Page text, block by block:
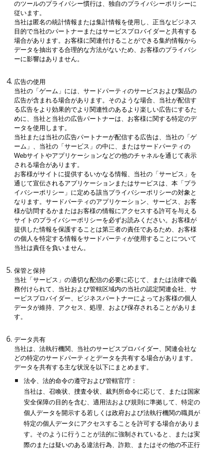
のツールのプライバシー慣行は、独自のプライバシーポリシーに
従います。
当社は匿名の統計情報または集計情報を使用し、正当なビジネス
目的で当社のパートナーまたはサービスプロバイダーと共有する
場合があります。お客様に関連付けることができる集約情報から
データを抽出する合理的な方法がないため、お客様のプライバシ
ーに影響はありません。
広告の使用
当社の「ゲーム」には、サードパーティのサービスおよび製品の
広告が含まれる場合があります。そのような場合、当社が配信す
る広告をより効果的でより関連性のあるより楽しい広告にするた
めに、当社と当社の広告パートナーは、お客様に関する特定のデ
ータを使用します。
当社または当社の広告パートナーが配信する広告は、当社の「ゲ
ーム」、当社の「サービス」の中に、またはサードパーティの
Webサイトやアプリケーションなどの他のチャネルを通じて表示
される場合があります。
お客様がサイトに提供するいかなる情報、当社の「サービス」を
通じて宣伝されるアプリケーションまたはサービスは、本「プラ
イバシーポリシー」に定める該当プライバシーポリシーの対象と
なります。サードパーティのアプリケーション、サービス、お客
様が訪問するかまたはお客様の情報にアクセスする許可を与える
サイトのプライバシーポリシーを必ずお読みください。お客様が
提供した情報を保護することは第三者の責任であるため、お客様
の個人を特定する情報をサードパーティが使用することについて
当社は責任を負いません。
保管と保持
当社「サービス」の適切な配信の必要に応じて、または法律で義
務付けられて、当社および管轄区域内の当社の認定関連会社、サ
ービスプロバイダー、ビジネスパートナーによってお客様の個人
データが維持、アクセス、処理、および保存されることがありま
す。
データ共有
当社は、法執行機関、当社のサービスプロバイダー、関連会社な
どの特定のサードパーティとデータを共有する場合があります。
データを共有する主な状況を以下にまとめます。
法令、法的命令の遵守および管轄官庁：
当社は、召喚状、捜査令状、裁判所命令に応じて、または国家
安全保障の目的を含む、適用法および規則に準拠して、特定の
個人データを開示する若しくは政府および法執行機関の職員が
特定の個人データにアクセスすることを許可する場合がありま
す。そのように行うことが法的に強制されていると、または実
際のまたは疑いのある違法行為、詐欺、またはその他の不正行